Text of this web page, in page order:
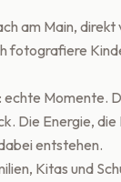
am Main, direkt
fotografiere
echte Momente.
Die Energie,
entstehen.
Kitas und